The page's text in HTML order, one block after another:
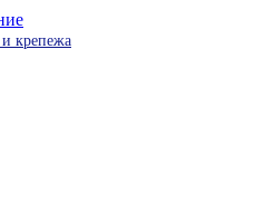
крепежа